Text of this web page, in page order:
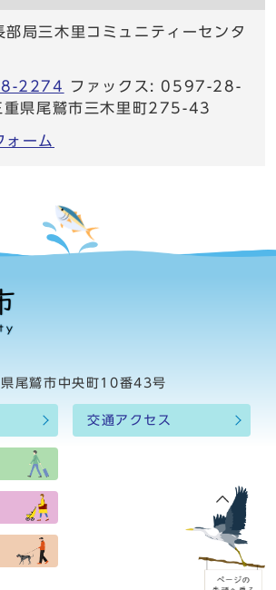
部局三木里コミュニティーセンタ
2274
ファックス: 0597-28-
尾鷲市三木里町275-43
ォーム
尾鷲市中央町10番43号
交通アクセス